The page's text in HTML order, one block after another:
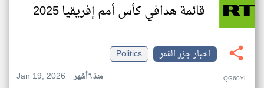
قائمة هدافي كأس أمم إفريقيا 2025
اخبار جزر القمر
Politics
Jan 19, 2026
منذ ٦ أشهر QG60YL